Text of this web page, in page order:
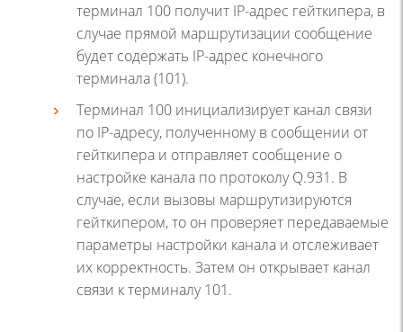
терминал 100 получит IP-адрес гейткипера, в
случае прямой маршрутизации сообщение
будет содержать IP-адрес конечного
терминала (101).
Терминал 100 инициализирует канал связи
по IP-адресу, полученному в сообщении от
гейткипера и отправляет сообщение о
настройке канала по протоколу Q.931. В
случае, если вызовы маршрутизируются
гейткипером, то он проверяет передаваемые
параметры настройки канала и отслеживает
их корректность. Затем он открывает канал
связи к терминалу 101.